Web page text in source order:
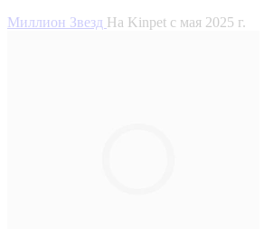
Миллион Звезд На Kinpet c мая 2025 г.